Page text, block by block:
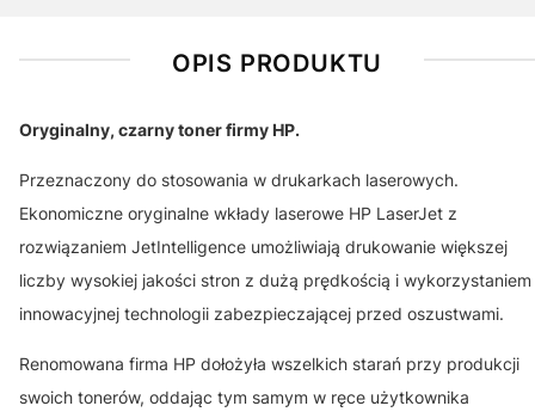
OPIS PRODUKTU
Oryginalny, czarny toner firmy HP.
Przeznaczony do stosowania w drukarkach laserowych.
Ekonomiczne oryginalne wkłady laserowe HP LaserJet z
rozwiązaniem JetIntelligence umożliwiają drukowanie większej
liczby wysokiej jakości stron z dużą prędkością i wykorzystaniem
innowacyjnej technologii zabezpieczającej przed oszustwami.
Renomowana firma HP dołożyła wszelkich starań przy produkcji
swoich tonerów, oddając tym samym w ręce użytkownika